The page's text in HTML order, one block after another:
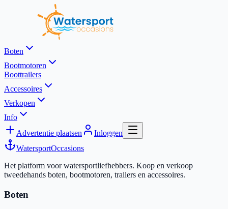
Boten
Bootmotoren
Boottrailers
Accessoires
Verkopen
Info
Advertentie plaatsen
Inloggen
WatersportOccasions
Het platform voor watersportliefhebbers. Koop en verkoop
tweedehands boten, bootmotoren, trailers en accessoires.
Boten